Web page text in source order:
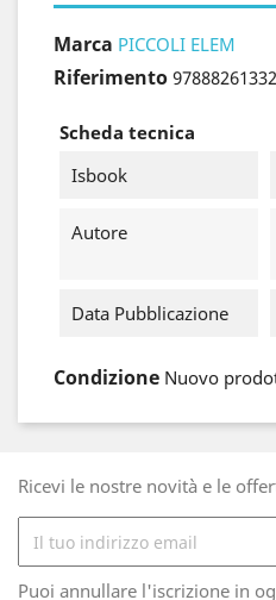
Marca PICCOLI ELEM
Riferimento
Scheda tecnica
Isbook
Autore
Data Pubblicazione
Condizione Nuovo
Ricevi le nostre novità e le
Puoi annullare l'iscrizione in